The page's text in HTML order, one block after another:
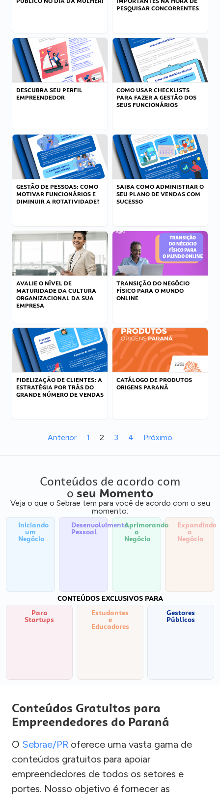
PESQUISAR CONCORRENTES
DESCUBRA SEU PERFIL
EMPREENDEDOR
COMO USAR CHECKLISTS
PARA FAZER A GESTÃO DOS
SEUS FUNCIONÁRIOS
GESTÃO DE PESSOAS: COMO
MOTIVAR FUNCIONÁRIOS E
DIMINUIR A ROTATIVIDADE?
SAIBA COMO ADMINISTRAR O
SEU PLANO DE VENDAS COM
SUCESSO
AVALIE O NÍVEL DE
MATURIDADE DA CULTURA
ORGANIZACIONAL DA SUA
EMPRESA
TRANSIÇÃO DO NEGÓCIO
FÍSICO PARA O MUNDO
ONLINE
FIDELIZAÇÃO DE CLIENTES: A
ESTRATÉGIA POR TRÁS DO
GRANDE NÚMERO DE VENDAS
CATÁLOGO DE PRODUTOS
ORIGENS PARANÁ
Anterior 1 2 3 4 Próximo
Conteúdos de acordo com
o seu Momento
Veja o que o Sebrae tem para você de acordo com o seu
momento:
Iniciando
um
Negócio
Desenvolvimento
Pessoal
Aprimorando
o
Negócio
Expandindo
o
Negócio
CONTEÚDOS EXCLUSIVOS PARA
Para
Startups
Estudantes
e
Educadores
Gestores
Públicos
Conteúdos Gratuitos para
Empreendedores do Paraná
O Sebrae/PR oferece uma vasta gama de
conteúdos gratuitos para apoiar
empreendedores de todos os setores e
portes. Nosso objetivo é fornecer as